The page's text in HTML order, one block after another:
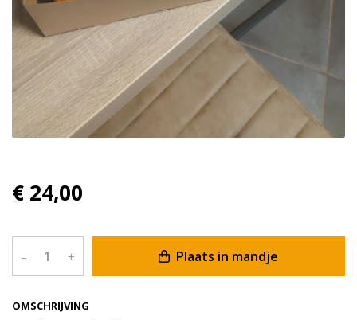
OMSCHRIJVING
€ 24,00
– + Plaats in mandje